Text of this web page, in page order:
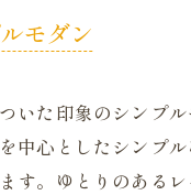
モダン
いた印象のシンプ
中心としたシンプ
す。ゆとりのある